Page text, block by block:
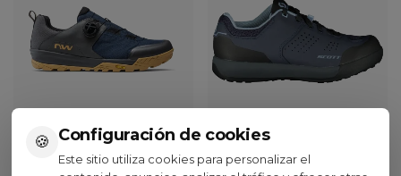
🍪 Configuración de cookies
Este sitio utiliza cookies para personalizar el
Northwave
Zapatillas Northwave
Zapatillas Mtb Mujer Scott